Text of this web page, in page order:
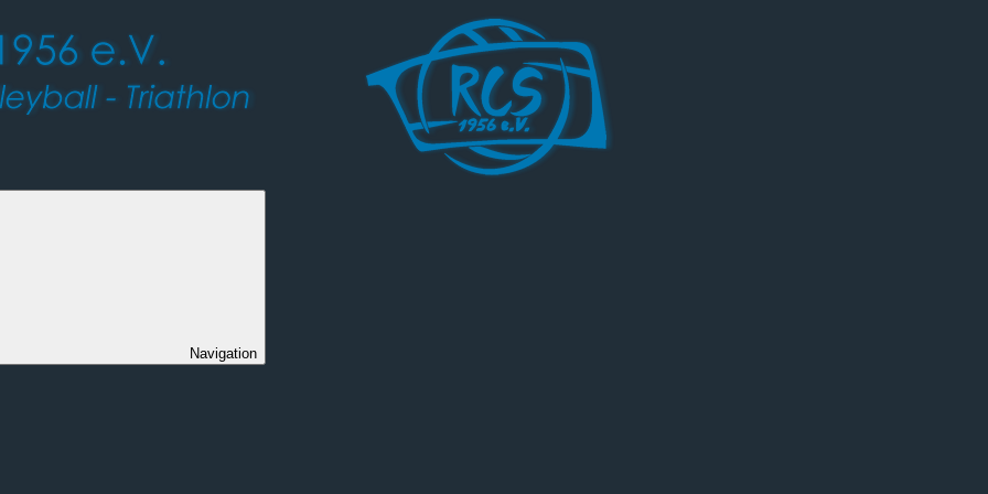
Navigation